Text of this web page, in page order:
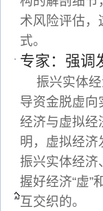
术风险评估，
式。
专家：强调
振兴实体
导资金脱虚向
经济与虚拟经
明，虚拟经济
振兴实体经济
握好经济“虚”
互交织的。